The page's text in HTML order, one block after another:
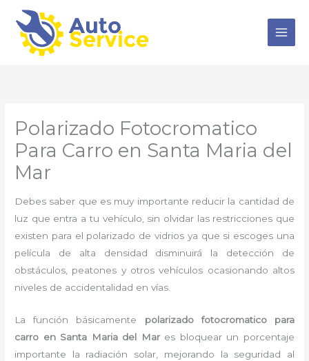
contenido
Polarizado Fotocromatico
Para Carro en Santa Maria del
Mar
Debes saber que es muy importante reducir la cantidad de
luz que entra a tu vehículo, sin olvidar las restricciones que
existen para el polarizado de vidrios ya que si escoges una
película de alta densidad disminuirá la detección de
obstáculos, peatones y otros vehículos ocasionando altos
niveles de accidentalidad en vías.
La función básicamente polarizado fotocromatico para
carro en Santa Maria del Mar es bloquear un porcentaje
importante la radiación solar, mejorando la seguridad al